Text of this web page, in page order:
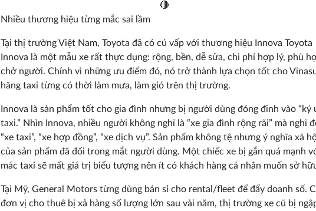
Nhiều thương hiệu từng mắc sai lầm
Tại thị trường Việt Nam, Toyota đã có cú vấp với thương hiệu Innova Toyota
Innova là một mẫu xe rất thực dụng: rộng, bền, dễ sửa, chi phí hợp lý, phù
chở người. Chính vì những ưu điểm đó, nó trở thành lựa chọn tốt cho
hãng taxi từng có thời làm mưa, làm gió trên thị trường.
Innova là sản phẩm tốt cho gia đình nhưng bị người dùng đóng đinh vào “ký
taxi.” Nhìn Innova, nhiều người không nghĩ là “xe gia đình rộng rãi” mà nghĩ
“xe taxi”, “xe hợp đồng”, “xe dịch vụ”. Sản phẩm không tệ nhưng ý nghĩa xã
của sản phẩm đã đổi trong mắt người dùng. Một chiếc xe bị gắn quá mạnh
mác taxi sẽ mất giá trị biểu tượng nên ít có khách hàng cá nhân muốn sở
Tại Mỹ, General Motors từng dùng bán sỉ cho rental/fleet để đẩy doanh số.
đơn vị cho thuê bị xả hàng số lượng lớn sau vài năm, thị trường xe cũ bị